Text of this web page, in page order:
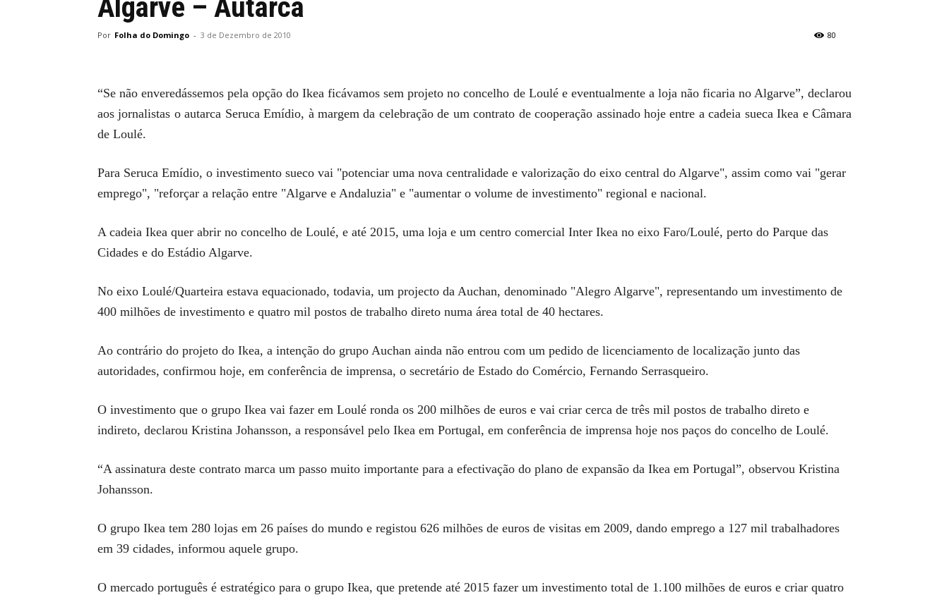
Algarve – Autarca
Por Folha do Domingo - 3 de Dezembro de 2010 80
“Se não enveredássemos pela opção do Ikea ficávamos sem projeto no concelho de Loulé e eventualmente a loja não ficaria no Algarve”, declarou
aos jornalistas o autarca Seruca Emídio, à margem da celebração de um contrato de cooperação assinado hoje entre a cadeia sueca Ikea e Câmara
de Loulé.
Para Seruca Emídio, o investimento sueco vai "potenciar uma nova centralidade e valorização do eixo central do Algarve", assim como vai "gerar
emprego", "reforçar a relação entre "Algarve e Andaluzia" e "aumentar o volume de investimento" regional e nacional.
A cadeia Ikea quer abrir no concelho de Loulé, e até 2015, uma loja e um centro comercial Inter Ikea no eixo Faro/Loulé, perto do Parque das
Cidades e do Estádio Algarve.
No eixo Loulé/Quarteira estava equacionado, todavia, um projecto da Auchan, denominado "Alegro Algarve", representando um investimento de
400 milhões de investimento e quatro mil postos de trabalho direto numa área total de 40 hectares.
Ao contrário do projeto do Ikea, a intenção do grupo Auchan ainda não entrou com um pedido de licenciamento de localização junto das
autoridades, confirmou hoje, em conferência de imprensa, o secretário de Estado do Comércio, Fernando Serrasqueiro.
O investimento que o grupo Ikea vai fazer em Loulé ronda os 200 milhões de euros e vai criar cerca de três mil postos de trabalho direto e
indireto, declarou Kristina Johansson, a responsável pelo Ikea em Portugal, em conferência de imprensa hoje nos paços do concelho de Loulé.
“A assinatura deste contrato marca um passo muito importante para a efectivação do plano de expansão da Ikea em Portugal”, observou Kristina
Johansson.
O grupo Ikea tem 280 lojas em 26 países do mundo e registou 626 milhões de euros de visitas em 2009, dando emprego a 127 mil trabalhadores
em 39 cidades, informou aquele grupo.
O mercado português é estratégico para o grupo Ikea, que pretende até 2015 fazer um investimento total de 1.100 milhões de euros e criar quatro